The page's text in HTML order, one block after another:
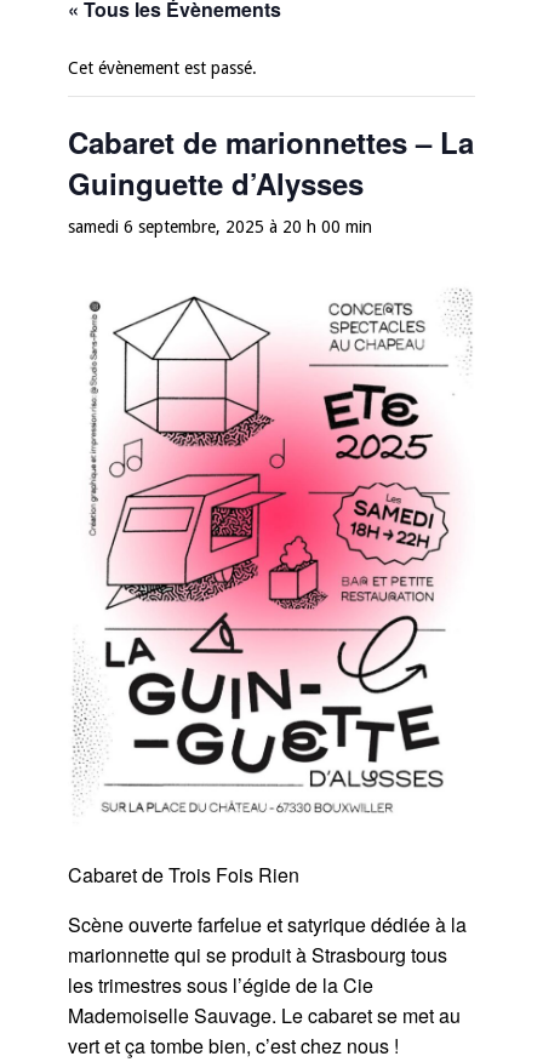
« Tous les Évènements
Cet évènement est passé.
Cabaret de marionnettes – La
Guinguette d’Alysses
samedi 6 septembre, 2025 à 20 h 00 min
Cabaret de Trois Fois Rien
Scène ouverte farfelue et satyrique dédiée à la
marionnette qui se produit à Strasbourg tous
les trimestres sous l’égide de la Cie
Mademoiselle Sauvage. Le cabaret se met au
vert et ça tombe bien, c’est chez nous !